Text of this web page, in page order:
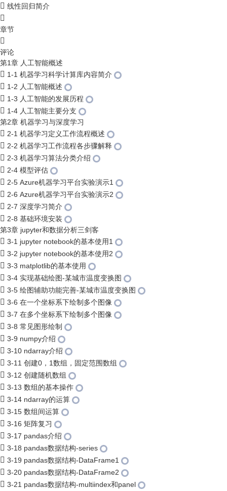
线性回归简介
章节
评论
第1章 人工智能概述
1-1 机器学习科学计算库内容简介
1-2 人工智能概述
1-3 人工智能的发展历程
1-4 人工智能主要分支
第2章 机器学习与深度学习
2-1 机器学习定义工作流程概述
2-2 机器学习工作流程各步骤解释
2-3 机器学习算法分类介绍
2-4 模型评估
2-5 Azure机器学习平台实验演示1
2-6 Azure机器学习平台实验演示2
2-7 深度学习简介
2-8 基础环境安装
第3章 jupyter和数据分析三剑客
3-1 jupyter notebook的基本使用1
3-2 jupyter notebook的基本使用2
3-3 matplotlib的基本使用
3-4 实现基础绘图-某城市温度变换图
3-5 绘图辅助功能完善-某城市温度变换图
3-6 在一个坐标系下绘制多个图像
3-7 在多个坐标系下绘制多个图像
3-8 常见图形绘制
3-9 numpy介绍
3-10 ndarray介绍
3-11 创建0，1数组，固定范围数组
3-12 创建随机数组
3-13 数组的基本操作
3-14 ndarray的运算
3-15 数组间运算
3-16 矩阵复习
3-17 pandas介绍
3-18 pandas数据结构-series
3-19 pandas数据结构-DataFrame1
3-20 pandas数据结构-DataFrame2
3-21 pandas数据结构-multiindex和panel